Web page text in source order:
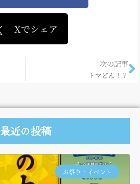
Xでシェア
次の記事
トマどん！？
最近の投稿
お祭り・イベント